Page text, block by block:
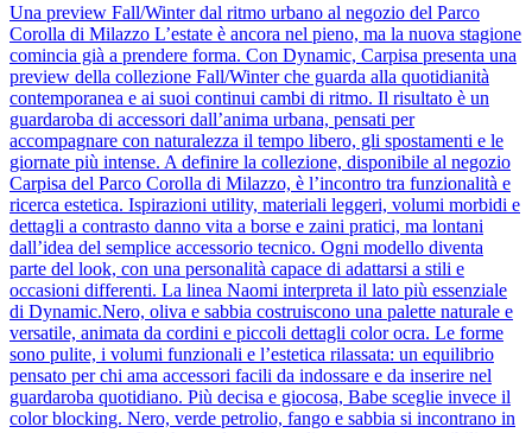
Una preview Fall/Winter dal ritmo urbano al negozio del Parco
Corolla di Milazzo L’estate è ancora nel pieno, ma la nuova stagione
comincia già a prendere forma. Con Dynamic, Carpisa presenta una
preview della collezione Fall/Winter che guarda alla quotidianità
contemporanea e ai suoi continui cambi di ritmo. Il risultato è un
guardaroba di accessori dall’anima urbana, pensati per
accompagnare con naturalezza il tempo libero, gli spostamenti e le
giornate più intense. A definire la collezione, disponibile al negozio
Carpisa del Parco Corolla di Milazzo, è l’incontro tra funzionalità e
ricerca estetica. Ispirazioni utility, materiali leggeri, volumi morbidi e
dettagli a contrasto danno vita a borse e zaini pratici, ma lontani
dall’idea del semplice accessorio tecnico. Ogni modello diventa
parte del look, con una personalità capace di adattarsi a stili e
occasioni differenti. La linea Naomi interpreta il lato più essenziale
di Dynamic.Nero, oliva e sabbia costruiscono una palette naturale e
versatile, animata da cordini e piccoli dettagli color ocra. Le forme
sono pulite, i volumi funzionali e l’estetica rilassata: un equilibrio
pensato per chi ama accessori facili da indossare e da inserire nel
guardaroba quotidiano. Più decisa e giocosa, Babe sceglie invece il
color blocking. Nero, verde petrolio, fango e sabbia si incontrano in